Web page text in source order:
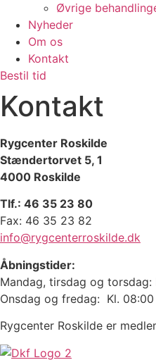
Øvrige
Nyheder
Om os
Kontakt
Bestil tid
Kontakt
Rygcenter Roskilde
Stændertorvet 5, 1
4000 Roskilde
Tlf.: 46 35 23 80
Fax: 46 35 23 82
info@rygcenterroskilde.dk
Åbningstider:
Mandag, tirsdag og torsdag:
Onsdag og fredag: Kl. 08:00
Rygcenter Roskilde er